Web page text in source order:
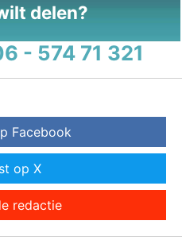
delen?
- 574 71 321
Facebook
op X
redactie